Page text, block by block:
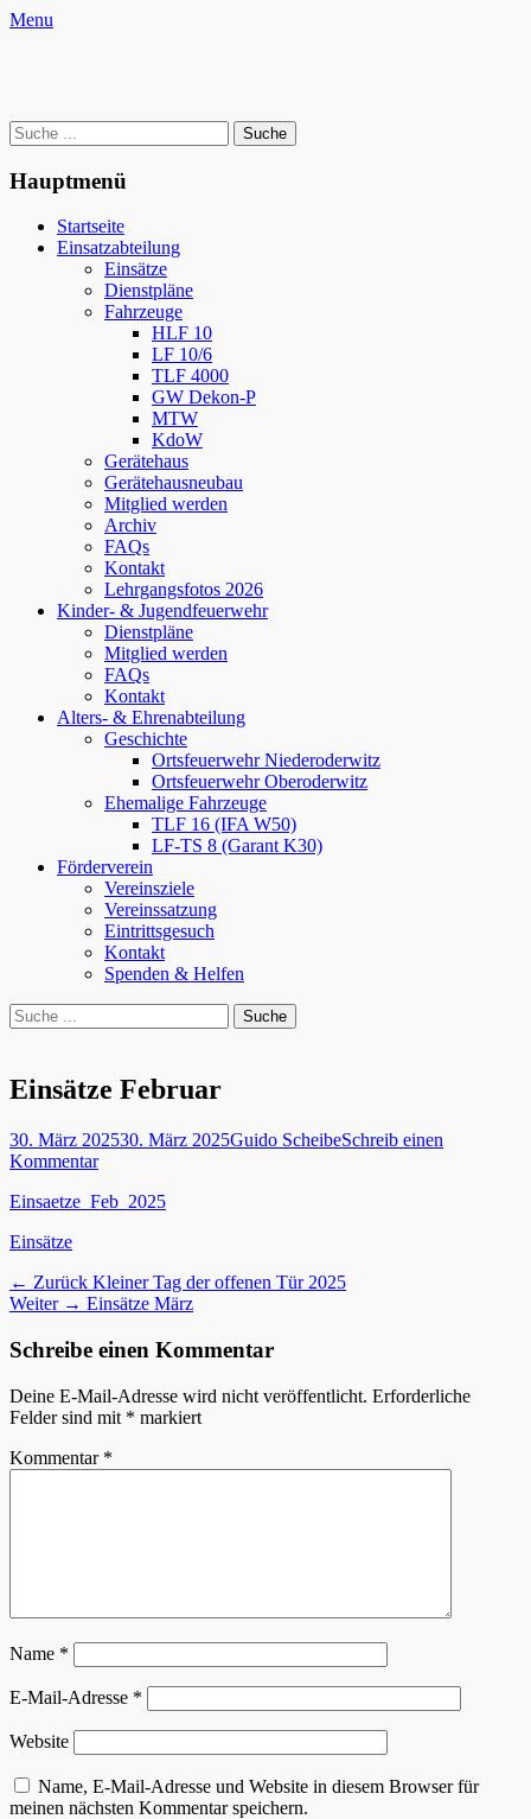
Zum
Facebook
YouTube
Instagram
Website
Menu
Suche
nach:
Hauptmenü
Startseite
Einsatzabteilung
Einsätze
Dienstpläne
Fahrzeuge
HLF 10
LF 10/6
TLF 4000
GW Dekon-P
MTW
KdoW
Gerätehaus
Gerätehausneubau
Mitglied werden
Archiv
FAQs
Kontakt
Lehrgangsfotos 2026
Kinder- & Jugendfeuerwehr
Dienstpläne
Mitglied werden
FAQs
Kontakt
Alters- & Ehrenabteilung
Geschichte
Ortsfeuerwehr Niederoderwitz
Ortsfeuerwehr Oberoderwitz
Ehemalige Fahrzeuge
TLF 16 (IFA W50)
LF-TS 8 (Garant K30)
Förderverein
Vereinsziele
Vereinssatzung
Eintrittsgesuch
Kontakt
Spenden & Helfen
bei
der
Suche
nach:
Einsätze Februar
Posted
on
30. März 202530. März 2025Autor
Guido ScheibeSchreib einen
Kommentar
Einsaetze_Feb_2025
Kategorien
Einsätze
Beitragsnavigation
← Zurück Vorheriger
Beitrag:
Kleiner Tag der offenen Tür 2025
Weiter → Nächster
Einsätze März
Schreibe einen Kommentar
Deine E-Mail-Adresse wird nicht veröffentlicht. Erforderliche
Felder sind mit * markiert
Kommentar *
Name *
E-Mail-Adresse *
Website
Name, E-Mail-Adresse und Website in diesem Browser für
meinen nächsten Kommentar speichern.